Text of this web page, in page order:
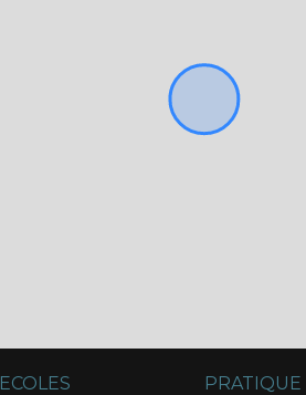
ECOLES PRATIQUE